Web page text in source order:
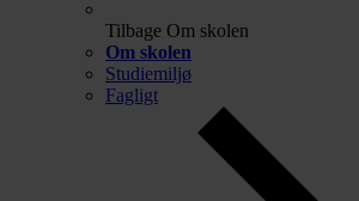
Tilbage Om skolen
Om skolen
Studiemiljø
Fagligt